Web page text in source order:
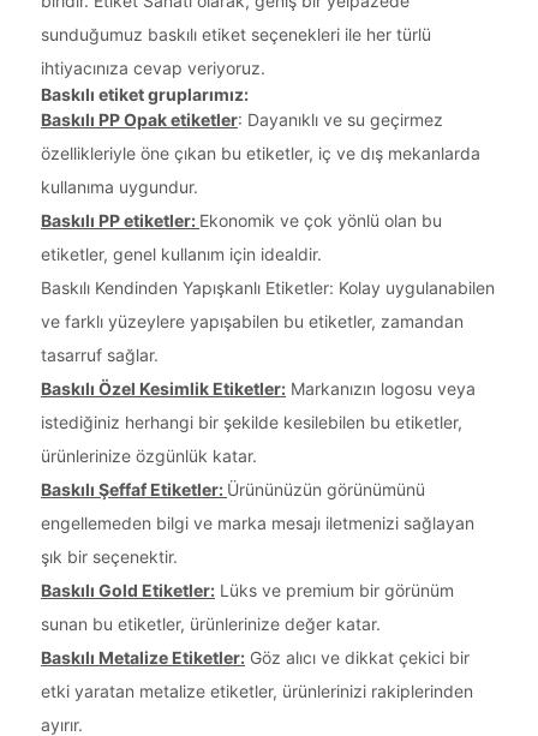
sunduğumuz baskılı etiket seçenekleri ile her türlü
ihtiyacınıza cevap veriyoruz.
Baskılı etiket gruplarımız:
Baskılı PP Opak etiketler: Dayanıklı ve su geçirmez
özellikleriyle öne çıkan bu etiketler, iç ve dış mekanlarda
kullanıma uygundur.
Baskılı PP etiketler: Ekonomik ve çok yönlü olan bu
etiketler, genel kullanım için idealdir.
Baskılı Kendinden Yapışkanlı Etiketler: Kolay uygulanabilen
ve farklı yüzeylere yapışabilen bu etiketler, zamandan
tasarruf sağlar.
Baskılı Özel Kesimlik Etiketler: Markanızın logosu veya
istediğiniz herhangi bir şekilde kesilebilen bu etiketler,
ürünlerinize özgünlük katar.
Baskılı Şeffaf Etiketler: Ürününüzün görünümünü
engellemeden bilgi ve marka mesajı iletmenizi sağlayan
şık bir seçenektir.
Baskılı Gold Etiketler: Lüks ve premium bir görünüm
sunan bu etiketler, ürünlerinize değer katar.
Baskılı Metalize Etiketler: Göz alıcı ve dikkat çekici bir
etki yaratan metalize etiketler, ürünlerinizi rakiplerinden
ayırır.